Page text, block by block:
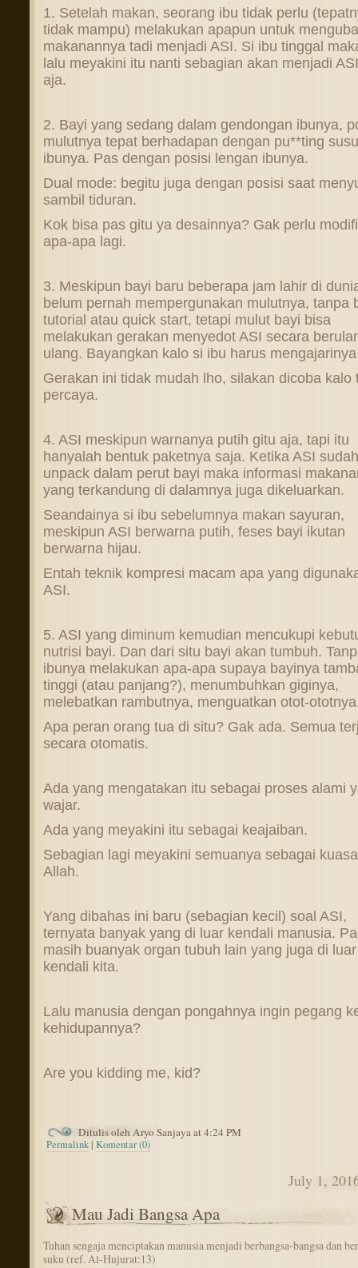
1. Setelah makan, seorang ibu tidak perlu
tidak mampu) melakukan apapun untuk
makanannya tadi menjadi ASI. Si ibu tinggal
lalu meyakini itu nanti sebagian akan menjadi
aja.
2. Bayi yang sedang dalam gendongan ibunya,
mulutnya tepat berhadapan dengan pu**ting susu
ibunya. Pas dengan posisi lengan ibunya.
Dual mode: begitu juga dengan posisi saat
sambil tiduran.
Kok bisa pas gitu ya desainnya? Gak perlu
apa-apa lagi.
3. Meskipun bayi baru beberapa jam lahir di
belum pernah mempergunakan mulutnya, tanpa
tutorial atau quick start, tetapi mulut bayi bisa
melakukan gerakan menyedot ASI secara
ulang. Bayangkan kalo si ibu harus
Gerakan ini tidak mudah lho, silakan dicoba kalo
percaya.
4. ASI meskipun warnanya putih gitu aja, tapi itu
hanyalah bentuk paketnya saja. Ketika ASI
unpack dalam perut bayi maka informasi
yang terkandung di dalamnya juga dikeluarkan.
Seandainya si ibu sebelumnya makan sayuran,
meskipun ASI berwarna putih, feses bayi ikutan
berwarna hijau.
Entah teknik kompresi macam apa yang
ASI.
5. ASI yang diminum kemudian mencukupi
nutrisi bayi. Dan dari situ bayi akan tumbuh.
ibunya melakukan apa-apa supaya bayinya
tinggi (atau panjang?), menumbuhkan giginya,
melebatkan rambutnya, menguatkan otot-
Apa peran orang tua di situ? Gak ada. Semua
secara otomatis.
Ada yang mengatakan itu sebagai proses alami
wajar.
Ada yang meyakini itu sebagai keajaiban.
Sebagian lagi meyakini semuanya sebagai kuasa
Allah.
Yang dibahas ini baru (sebagian kecil) soal ASI,
ternyata banyak yang di luar kendali manusia.
masih buanyak organ tubuh lain yang juga di luar
kendali kita.
Lalu manusia dengan pongahnya ingin pegang
kehidupannya?
Are you kidding me, kid?
Ditulis oleh Aryo Sanjaya at 4:24 PM
Permalink |Komentar (0)
July 1,
Mau Jadi Bangsa Apa
Tuhan sengaja menciptakan manusia menjadi berbangsa-bangsa dan
suku (ref. Al-Hujurat:13)